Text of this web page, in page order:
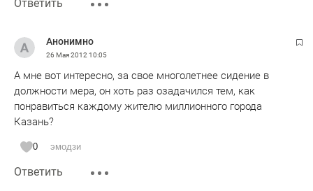
Ответить
Анонимно
26 Мая 2012 10:05
А мне вот интересно, за свое многолетнее сидение в
должности мера, он хоть раз озадачился тем, как
понравиться каждому жителю миллионного города
Казань?
0 эмодзи
Ответить